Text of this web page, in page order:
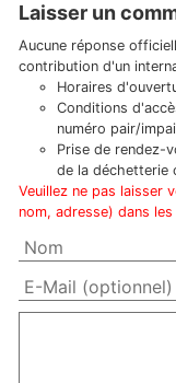
Laisser un
Aucune réponse
contribution d'un
Horaires
Conditions
numéro pair/
Prise de rendez-
de la déchetterie
Veuillez ne pas laisser
nom, adresse) dans